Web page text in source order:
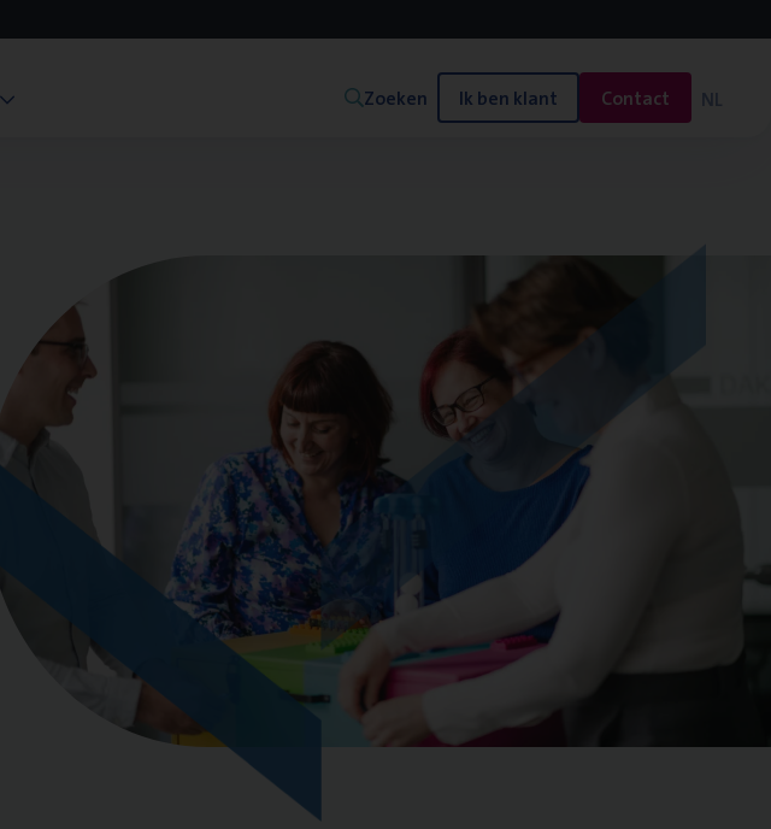
Zoeken Ik ben klant Contact NL